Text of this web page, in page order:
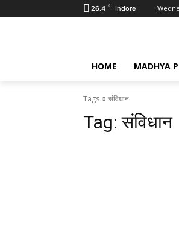
26.4 C Indore
HOME MADHYA
Tags संविधान
Tag:संविधान